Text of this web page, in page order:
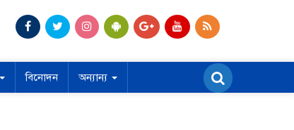
বিনোদন অন্যান্য